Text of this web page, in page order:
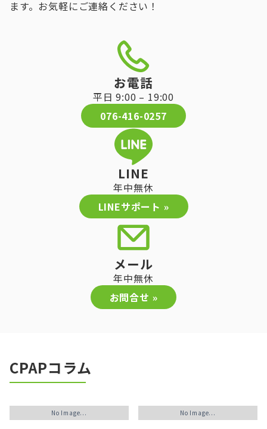
ます。お気軽にご連絡ください！
お電話
平日 9:00 – 19:00
076-416-0257
LINE
年中無休
LINEサポート »
メール
年中無休
お問合せ »
CPAPコラム
No Image... No Image...